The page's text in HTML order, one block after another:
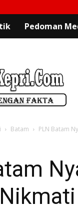
Pedoman
Batam PLN Batam